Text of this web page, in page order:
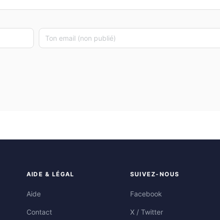
AIDE & LÉGAL
Aide
Contact
SUIVEZ-NOUS
Facebook
X / Twitter